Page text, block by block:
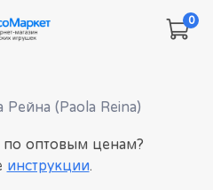
0
(Paola Reina)
по оптовым ценам?
инструкции.